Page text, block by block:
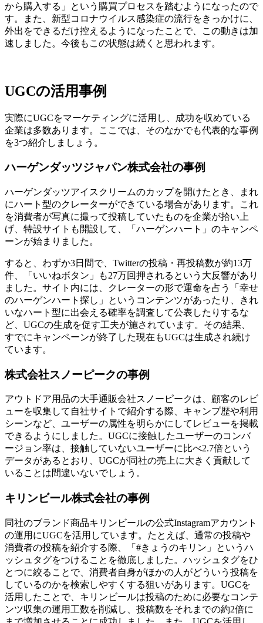
から購入する」という購買プロセスを踏むようになったので
す。また、新型コロナウイルス感染症の流行をきっかけに、
外出をできるだけ控えるようになったことで、この動きは加
速しました。今後もこの状態は続くと思われます。
UGCの活用事例
実際にUGCをマーケティングに活用し、成功を収めている
企業は多数あります。ここでは、そのなかでも代表的な事例
を3つ紹介しましょう。
ハーゲンダッツジャパン株式会社の事例
ハーゲンダッツアイスクリームのカップを開けたとき、まれ
にハート型のクレーターができている場合があります。これ
を消費者が写真に撮って投稿していたものを企業が拾い上
げ、特設サイトも開設して、「ハーゲンハート」のキャンペ
ーンが始まりました。
すると、わずか3日間で、Twitterの投稿・再投稿数が約13万
件、「いいねボタン」も27万回押されるという大反響があり
ました。サイト内には、クレーターの形で運命を占う「幸せ
のハーゲンハート探し」というコンテンツがあったり、きれ
いなハート型に出会える確率を調査して公表したりするな
ど、UGCの生成を促す工夫が施されています。その結果、
すでにキャンペーンが終了した現在もUGCは生成され続け
ています。
株式会社スノーピークの事例
アウトドア用品の大手通販会社スノーピークは、顧客のレビ
ューを収集して自社サイトで紹介する際、キャンプ歴や利用
シーンなど、ユーザーの属性を明らかにしてレビューを掲載
できるようにしました。UGCに接触したユーザーのコンバ
ージョン率は、接触していないユーザーに比べ2.7倍という
データがあるとおり、UGCが同社の売上に大きく貢献して
いることは間違いないでしょう。
キリンビール株式会社の事例
同社のブランド商品キリンビールの公式Instagramアカウント
の運用にUGCを活用しています。たとえば、通常の投稿や
消費者の投稿を紹介する際、「#きょうのキリン」というハ
ッシュタグをつけることを徹底しました。ハッシュタグをひ
とつに絞ることで、消費者自身がほかの人がどういう投稿を
しているのかを検索しやすくする狙いがあります。UGCを
活用したことで、キリンビールは投稿のために必要なコンテ
ンツ収集の運用工数を削減し、投稿数をそれまでの約2倍に